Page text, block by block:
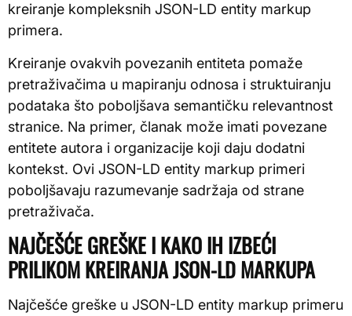
kreiranje kompleksnih JSON-LD entity markup
primera.
Kreiranje ovakvih povezanih entiteta pomaže
pretraživačima u mapiranju odnosa i struktuiranju
podataka što poboljšava semantičku relevantnost
stranice. Na primer, članak može imati povezane
entitete autora i organizacije koji daju dodatni
kontekst. Ovi JSON-LD entity markup primeri
poboljšavaju razumevanje sadržaja od strane
pretraživača.
NAJČEŠĆE GREŠKE I KAKO IH IZBEĆI
PRILIKOM KREIRANJA JSON-LD MARKUPA
Najčešće greške u JSON-LD entity markup primeru